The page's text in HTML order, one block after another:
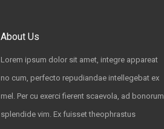
About Us
Lorem ipsum dolor sit amet, integre appareat
no cum, perfecto repudiandae intellegebat ex
mel. Per cu exerci fierent scaevola, ad bonorum
splendide vim. Ex fuisset theophrastus